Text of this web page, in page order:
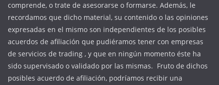
comprende, o trate de asesorarse o formarse. Además, le
recordamos que dicho material, su contenido o las opiniones
expresadas en el mismo son independientes de los posibles
acuerdos de afiliación que pudiéramos tener con empresas
de servicios de trading , y que en ningún momento éste ha
sido supervisado o validado por las mismas. Fruto de dichos
posibles acuerdo de afiliación, podríamos recibir una